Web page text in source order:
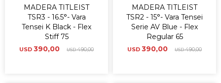
MADERA TITLEIST
TSR3 - 16.5°- Vara
Tensei K Black - Flex
Stiff 75
USD 390,00 USD490,00
MADERA TITLEIST
TSR2 - 15°- Vara Tensei
Serie AV Blue - Flex
Regular 65
USD 390,00 USD490,00